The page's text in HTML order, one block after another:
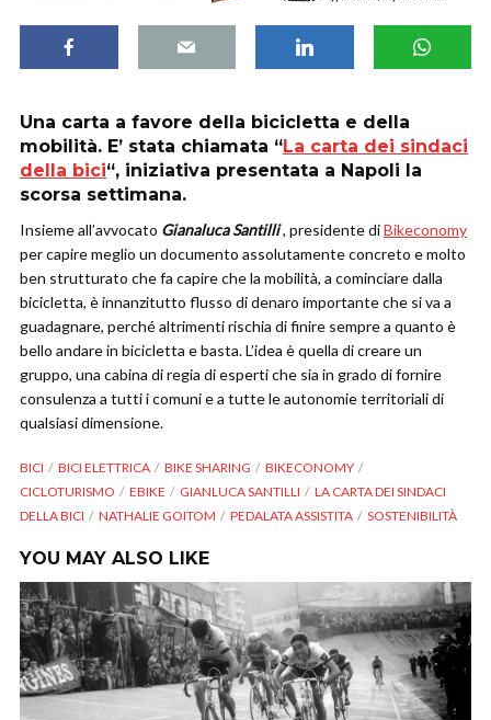
Una carta a favore della bicicletta e della
mobilità. E’ stata chiamata “La carta dei sindaci
della bici“, iniziativa presentata a Napoli la
scorsa settimana.
Insieme all’avvocato Gianaluca Santilli, presidente diBikeconomy
per capire meglio un documento assolutamente concreto e molto
ben strutturato che fa capire che la mobilità, a cominciare dalla
bicicletta, è innanzitutto flusso di denaro importante che si va a
guadagnare, perché altrimenti rischia di finire sempre a quanto è
bello andare in bicicletta e basta. L’idea è quella di creare un
gruppo, una cabina di regia di esperti che sia in grado di fornire
consulenza a tutti i comuni e a tutte le autonomie territoriali di
qualsiasi dimensione.
BICI BICI ELETTRICA BIKE SHARING
BIKECONOMY
CICLOTURISMO
EBIKE GIANLUCA SANTILLI
LA CARTA DEI SINDACI
DELLA BICI
NATHALIE GOITOM PEDALATA ASSISTITA SOSTENIBILITÀ
YOU MAY ALSO LIKE